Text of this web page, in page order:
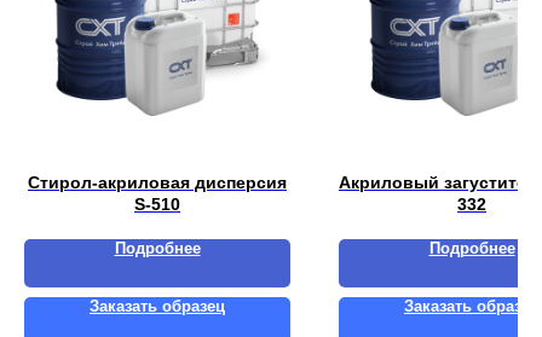
Стирол-акриловая дисперсия
S-510
Подробнее
Заказать образец
Акриловый
332
Подробнее
Заказать образец